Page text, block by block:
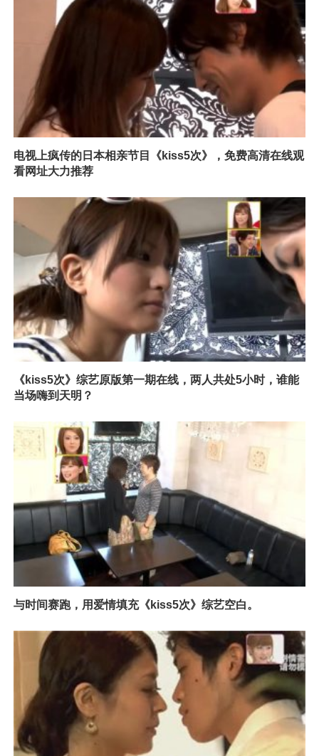
电视上疯传的日本相亲节目《kiss5次》，免费高清在线观
看网址大力推荐
《kiss5次》综艺原版第一期在线，两人共处5小时，谁能
当场嗨到天明？
与时间赛跑，用爱情填充《kiss5次》综艺空白。